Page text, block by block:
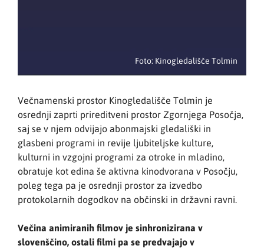
Foto: Kinogledališče Tolmin
Večnamenski prostor Kinogledališče Tolmin je
osrednji zaprti prireditveni prostor Zgornjega Posočja,
saj se v njem odvijajo abonmajski gledališki in
glasbeni programi in revije ljubiteljske kulture,
kulturni in vzgojni programi za otroke in mladino,
obratuje kot edina še aktivna kinodvorana v Posočju,
poleg tega pa je osrednji prostor za izvedbo
protokolarnih dogodkov na občinski in državni ravni.
Večina animiranih filmov je sinhronizirana v
slovenščino, ostali filmi pa se predvajajo v